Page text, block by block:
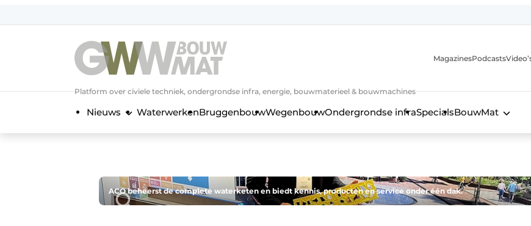
Platform over civiele techniek, ondergrondse infra, energie, bouwmaterieel & bouwmachines
MagazinesPodcasts
Nieuws WaterwerkenBruggenbouwWegenbouwOndergrondse infraSpecialsBouwMat
ACO beheerst de complete waterketen en biedt kennis, producten en service onder één dak.